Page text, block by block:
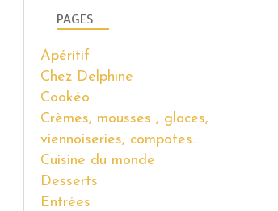
PAGES
Apéritif
Chez Delphine
Cookéo
Crèmes, mousses , glaces,
viennoiseries, compotes..
Cuisine du monde
Desserts
Entrées